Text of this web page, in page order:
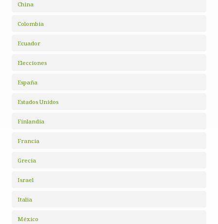
China
Colombia
Ecuador
Elecciones
España
Estados Unidos
Finlandia
Francia
Grecia
Israel
Italia
México